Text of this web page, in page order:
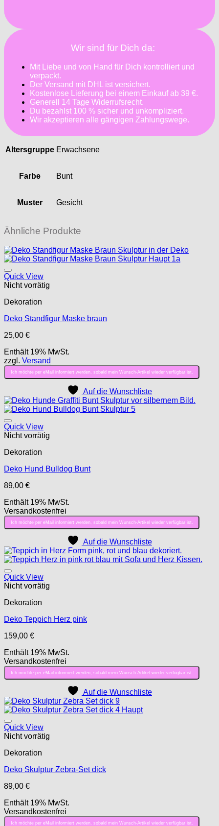
Wir sind für Dich da:
Mit Liebe und von Hand für Dich kontrolliert und
verpackt.
Der Versand mit DHL ist versichert.
Kostenlose Lieferung bei einem Einkauf ab 39 €.
Generell 14 Tage Widerrufsrecht.
Du bezahlst 100 % sicher und unkompliziert.
Wir akzeptieren alle gängigen Zahlungswege.
Altersgruppe Erwachsene
Farbe Bunt
Muster Gesicht
Ähnliche Produkte
Quick View
Nicht vorrätig
Dekoration
Deko Standfigur Maske braun
25,00 €
Enthält 19% MwSt.
zzgl. Versand
Ich möchte per eMail informiert werden, sobald mein Wunsch-Artikel wieder verfügbar ist.
Auf die Wunschliste
Quick View
Nicht vorrätig
Dekoration
Deko Hund Bulldog Bunt
89,00 €
Enthält 19% MwSt.
Versandkostenfrei
Ich möchte per eMail informiert werden, sobald mein Wunsch-Artikel wieder verfügbar ist.
Auf die Wunschliste
Quick View
Nicht vorrätig
Dekoration
Deko Teppich Herz pink
159,00 €
Enthält 19% MwSt.
Versandkostenfrei
Ich möchte per eMail informiert werden, sobald mein Wunsch-Artikel wieder verfügbar ist.
Auf die Wunschliste
Quick View
Nicht vorrätig
Dekoration
Deko Skulptur Zebra-Set dick
89,00 €
Enthält 19% MwSt.
Versandkostenfrei
Ich möchte per eMail informiert werden, sobald mein Wunsch-Artikel wieder verfügbar ist.